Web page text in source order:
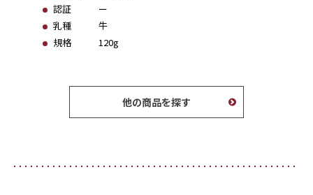
認証
ー
乳種
牛
規格
120g
他の商品を探す